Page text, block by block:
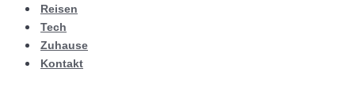
Reisen
Tech
Zuhause
Kontakt